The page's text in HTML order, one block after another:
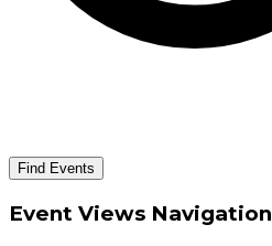
Find Events
Event Views Navigation